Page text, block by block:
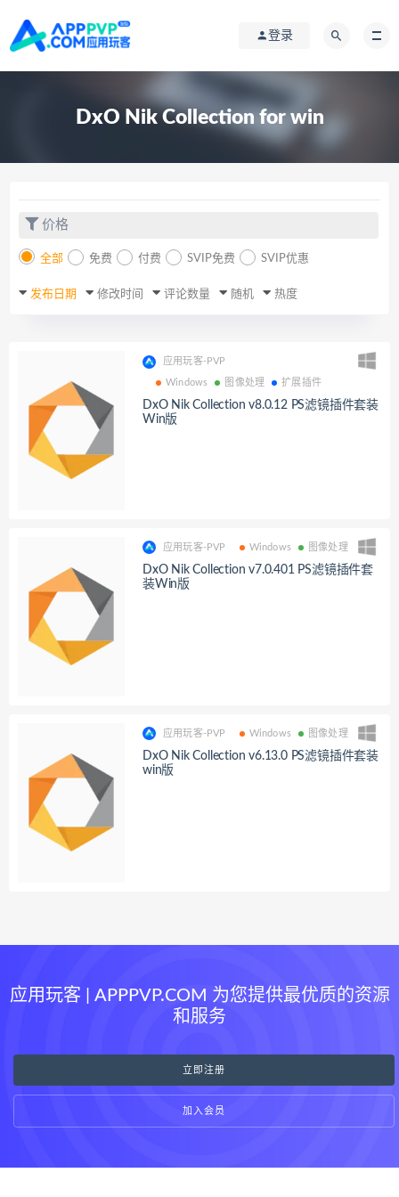
登录
DxO Nik Collection for win
价格
全部 免费 付费 SVIP免费 SVIP优惠
发布日期 修改时间 评论数量 随机 热度
应用玩客-PVP
Windows 图像处理 扩展插件
DxO Nik Collection v8.0.12 PS滤镜插件套装
Win版
应用玩客-PVP Windows 图像处理
DxO Nik Collection v7.0.401 PS滤镜插件套
装Win版
应用玩客-PVP Windows 图像处理
DxO Nik Collection v6.13.0 PS滤镜插件套装
win版
应用玩客 | APPPVP.COM 为您提供最优质的资源
和服务
立即注册
加入会员